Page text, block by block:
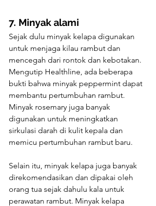
7. Minyak alami
Sejak dulu minyak kelapa digunakan
untuk menjaga kilau rambut dan
mencegah dari rontok dan kebotakan.
Mengutip Healthline, ada beberapa
bukti bahwa minyak peppermint dapat
membantu pertumbuhan rambut.
Minyak rosemary juga banyak
digunakan untuk meningkatkan
sirkulasi darah di kulit kepala dan
memicu pertumbuhan rambut baru.
Selain itu, minyak kelapa juga banyak
direkomendasikan dan dipakai oleh
orang tua sejak dahulu kala untuk
perawatan rambut. Minyak kelapa